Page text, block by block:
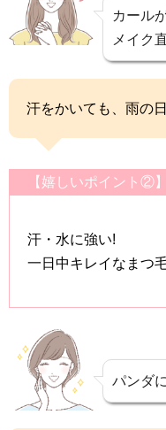
カール
メイク
汗をかいても、雨の
【嬉しいポイント②
汗・水に強い!
一日中キレイなまつ
パンダ